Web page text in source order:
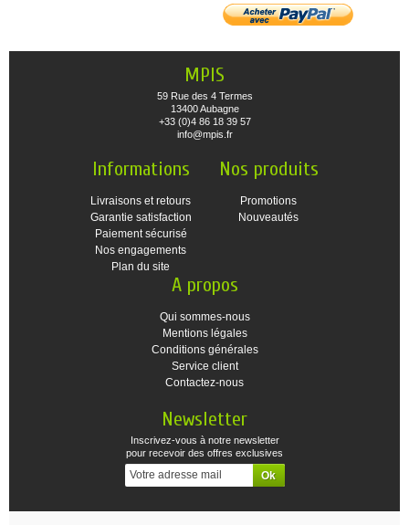
MPIS
59 Rue des 4 Termes
13400 Aubagne
+33 (0)4 86 18 39 57
info@mpis.fr
Informations
Livraisons et retours
Garantie satisfaction
Paiement sécurisé
Nos engagements
Plan du site
Nos produits
Promotions
Nouveautés
A propos
Qui sommes-nous
Mentions légales
Conditions générales
Service client
Contactez-nous
Newsletter
Inscrivez-vous à notre newsletter
pour recevoir des offres exclusives